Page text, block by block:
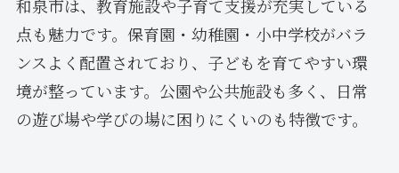
和泉市は、教育施設や子育て支援が充実している
点も魅力です。保育園・幼稚園・小中学校がバラ
ンスよく配置されており、子どもを育てやすい環
境が整っています。公園や公共施設も多く、日常
の遊び場や学びの場に困りにくいのも特徴です。